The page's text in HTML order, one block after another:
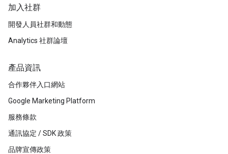
加入社群
開發人員社群和動態
Analytics 社群論壇
產品資訊
合作夥伴入口網站
Google Marketing Platform
服務條款
通訊協定 / SDK 政策
品牌宣傳政策